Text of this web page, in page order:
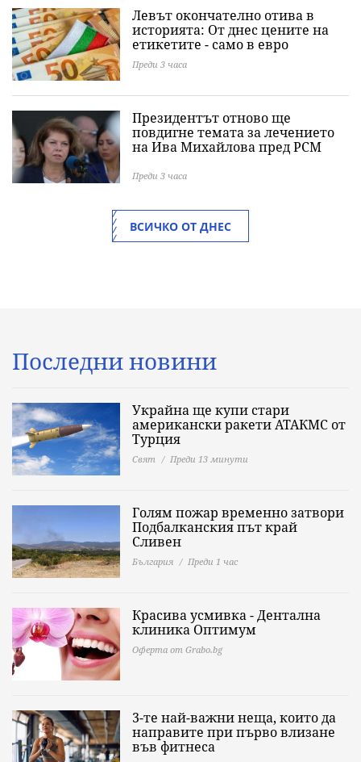
Левът окончателно отива в
историята: Oт днес цените на
етикетите - само в евро
Преди 3 часа
Президентът отново ще
повдигне темата за лечението
на Ива Михайлова пред РСМ
Преди 3 часа
ВСИЧКО ОТ ДНЕС
Последни новини
Украйна ще купи стари
американски ракети АТАКМС от
Турция
Свят Преди 13 минути
Голям пожар временно затвори
Подбалканския път край
Сливен
България Преди 1 час
Красива усмивка - Дентална
клиника Оптимум
Оферта от Grabo.bg
3-те най-важни неща, които да
направите при първо влизане
във фитнеса